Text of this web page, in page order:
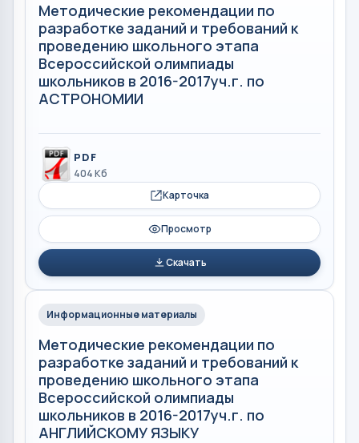
Методические рекомендации по
разработке заданий и требований к
проведению школьного этапа
Всероссийской олимпиады
школьников в 2016-2017уч.г. по
АСТРОНОМИИ
PDF
404 Кб
Карточка
Просмотр
Скачать
Информационные материалы
Методические рекомендации по
разработке заданий и требований к
проведению школьного этапа
Всероссийской олимпиады
школьников в 2016-2017уч.г. по
АНГЛИЙСКОМУ ЯЗЫКУ